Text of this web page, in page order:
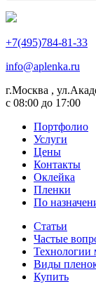
+7(495)784-81-33
info@aplenka.ru
г.Москва ,
с 08:00 до 17:00
Портфолио
Услуги
Цены
Контакты
Оклейка
Пленки
По
Статьи
Частые
Технологии
Виды
Купить